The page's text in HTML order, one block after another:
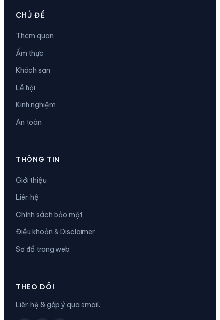
CHỦ ĐỀ
Tham quan
Ẩm thực
Khách sạn
Lễ hội
Kinh nghiệm
An toàn
THÔNG TIN
Giới thiệu
Liên hệ
Chính sách bảo mật
Điều khoản & Disclaimer
Sơ đồ trang web
THEO DÕI
Liên hệ & góp ý qua email.